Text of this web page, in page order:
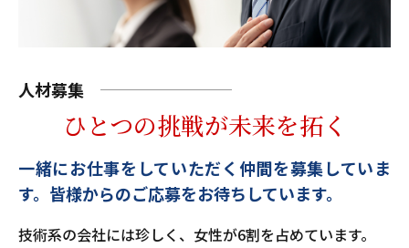
人材募集
ひとつの挑戦が未来を拓く
一緒にお仕事をしていただく仲間を募集していま
す。 皆様からのご応募をお待ちしています。
技術系の会社には珍しく、女性が6割を占めています。